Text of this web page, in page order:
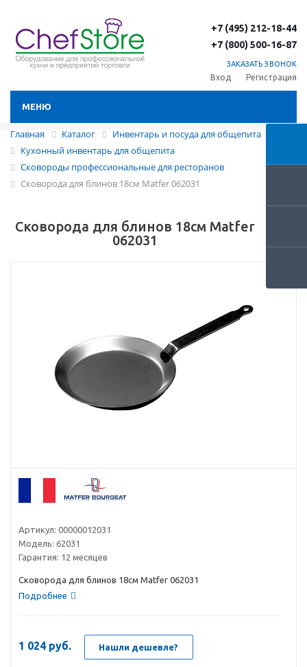
+7 (495) 212-18-44
+7 (800) 500-16-87
ЗАКАЗАТЬ ЗВОНОК
Вход Регистрация
МЕНЮ
Главная Каталог
Инвентарь и посуда для общепита
Кухонный инвентарь для общепита
Сковороды профессиональные для ресторанов
Сковорода для блинов 18см Matfer 062031
Сковорода для блинов 18см Matfer
062031
Артикул: 00000012031
Модель: 62031
Гарантия: 12 месяцев
Сковорода для блинов 18см Matfer 062031
Подробнее
1 024 руб. Нашли дешевле?